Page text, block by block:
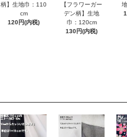
柄】生地巾：110
cm
120円(内税)
【フラワーガー
デン柄】生地
巾：120cm
130円(内税)